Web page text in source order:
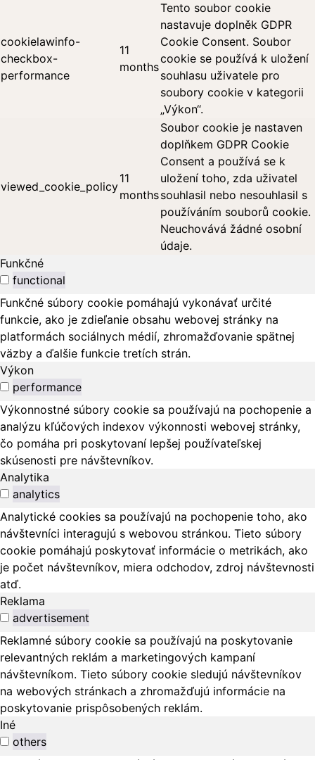
cookielawinfo-
checkbox-
performance
11
months
Tento soubor cookie
nastavuje doplněk GDPR
Cookie Consent. Soubor
cookie se používá k uložení
souhlasu uživatele pro
soubory cookie v kategorii
„Výkon“.
viewed_cookie_policy
11
months
Soubor cookie je nastaven
doplňkem GDPR Cookie
Consent a používá se k
uložení toho, zda uživatel
souhlasil nebo nesouhlasil s
používáním souborů cookie.
Neuchovává žádné osobní
údaje.
Funkčné
functional
Funkčné súbory cookie pomáhajú vykonávať určité
funkcie, ako je zdieľanie obsahu webovej stránky na
platformách sociálnych médií, zhromažďovanie spätnej
väzby a ďalšie funkcie tretích strán.
Výkon
performance
Výkonnostné súbory cookie sa používajú na pochopenie a
analýzu kľúčových indexov výkonnosti webovej stránky,
čo pomáha pri poskytovaní lepšej používateľskej
skúsenosti pre návštevníkov.
Analytika
analytics
Analytické cookies sa používajú na pochopenie toho, ako
návštevníci interagujú s webovou stránkou. Tieto súbory
cookie pomáhajú poskytovať informácie o metrikách, ako
je počet návštevníkov, miera odchodov, zdroj návštevnosti
atď.
Reklama
advertisement
Reklamné súbory cookie sa používajú na poskytovanie
relevantných reklám a marketingových kampaní
návštevníkom. Tieto súbory cookie sledujú návštevníkov
na webových stránkach a zhromažďujú informácie na
poskytovanie prispôsobených reklám.
Iné
others